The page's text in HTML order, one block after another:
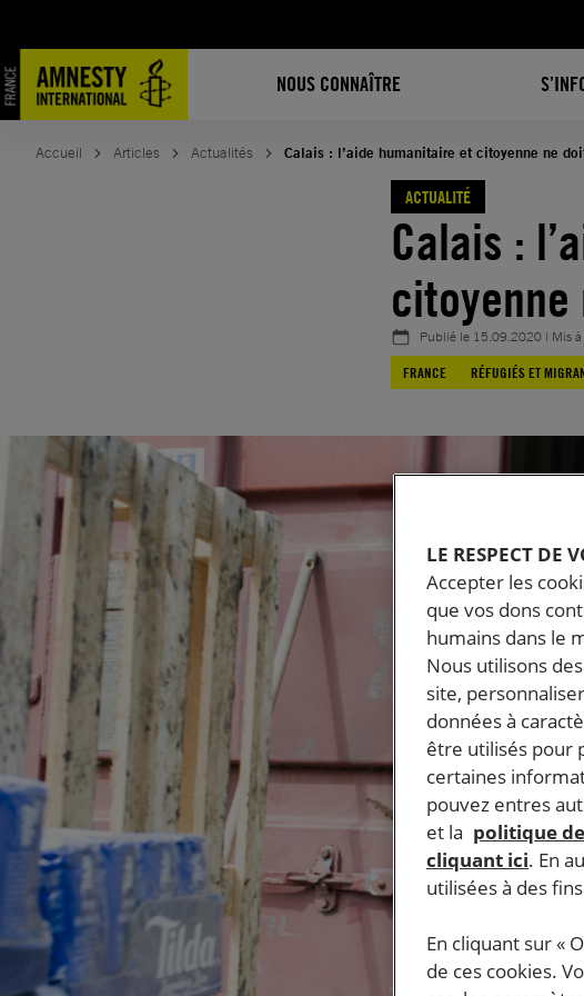
NOUS CONNAÎTRE
contenu
Accueil Articles Actualités Calais : l’aide humanitaire et citoyenne ne
ACTUALITÉ
Calais :
Publié le 15.09.2020 | Mis
FRANCE
RÉFUGIÉS ET
LE RESPECT DE
Accepter les
que vos dons
humains dans le
Nous utilisons
site,
données à
être utilisés pour
certaines
pouvez entres
et la politique
cliquant ici. En
utilisées à des
En cliquant sur «
de ces cookies.